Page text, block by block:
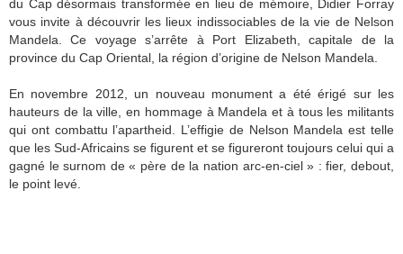
du Cap désormais transformée en lieu de mémoire, Didier Forray
vous invite à découvrir les lieux indissociables de la vie de Nelson
Mandela. Ce voyage s’arrête à Port Elizabeth, capitale de la
province du Cap Oriental, la région d’origine de Nelson Mandela.
En novembre 2012, un nouveau monument a été érigé sur les
hauteurs de la ville, en hommage à Mandela et à tous les militants
qui ont combattu l’apartheid. L’effigie de Nelson Mandela est telle
que les Sud-Africains se figurent et se figureront toujours celui qui a
gagné le surnom de « père de la nation arc-en-ciel » : fier, debout,
le point levé.